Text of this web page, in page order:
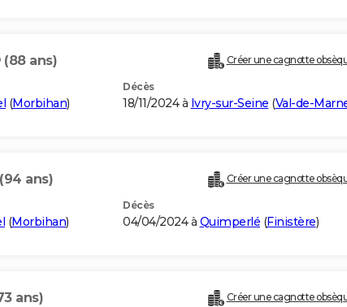
(88 ans) Créer une cagnotte
(Morbihan)
Décès
18/11/2024 à Ivry-sur-Seine (Val-de-
(94 ans) Créer une cagnotte
(Morbihan)
Décès
04/04/2024 à Quimperlé (Finistère)
ans) Créer une cagnotte